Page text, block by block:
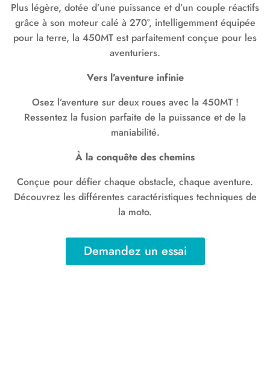
Plus légère, dotée d’une puissance et d’un couple réactifs
grâce à son moteur calé à 270°, intelligemment équipée
pour la terre, la 450MT est parfaitement conçue pour les
aventuriers.
Vers l’aventure infinie
Osez l’aventure sur deux roues avec la 450MT !
Ressentez la fusion parfaite de la puissance et de la
maniabilité.
À la conquête des chemins
Conçue pour défier chaque obstacle, chaque aventure.
Découvrez les différentes caractéristiques techniques de
la moto.
Demandez un essai